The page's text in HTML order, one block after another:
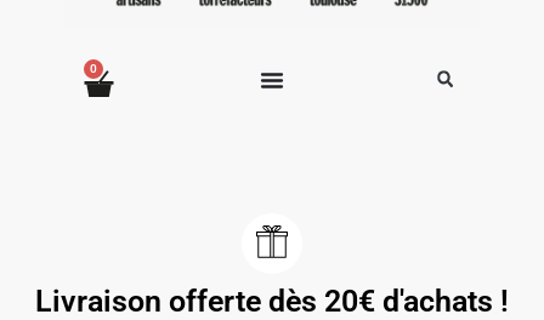
0
Livraison offerte dès 20€ d'achats !